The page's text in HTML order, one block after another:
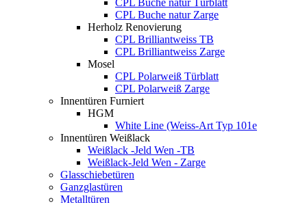
CPL Buche natur Türblatt
CPL Buche natur Zarge
Herholz Renovierung
CPL Brilliantweiss TB
CPL Brilliantweiss Zarge
Mosel
CPL Polarweiß Türblatt
CPL Polarweiß Zarge
Innentüren Furniert
HGM
White Line (Weiss-Art Typ 101e
Innentüren Weißlack
Weißlack -Jeld Wen -TB
Weißlack-Jeld Wen - Zarge
Glasschiebetüren
Ganzglastüren
Metalltüren